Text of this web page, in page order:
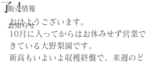
販売情報
お知らせ
了！
おはようございます。
10月に入ってからはお休みせず営業で
きている大野梨園です。
新高もいよいよ収穫終盤で、来週のど